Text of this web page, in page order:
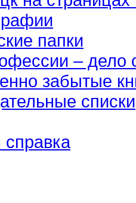
папки
– дело
забытые
списки
справка